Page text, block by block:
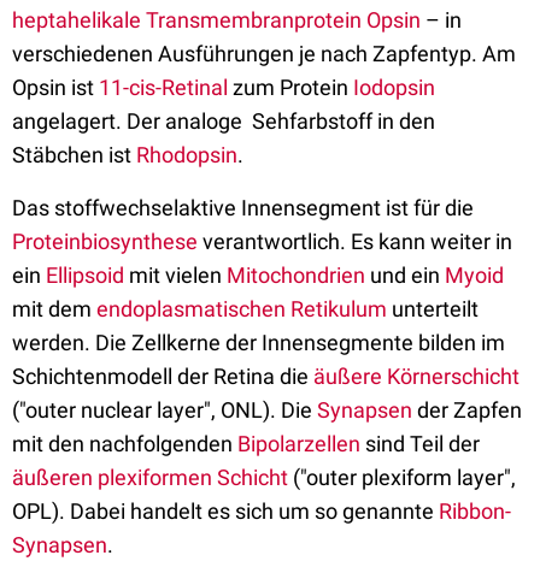
heptahelikale Transmembranprotein Opsin – in
verschiedenen Ausführungen je nach Zapfentyp. Am
Opsin ist 11-cis-Retinal zum Protein Iodopsin
angelagert. Der analoge Sehfarbstoff in den
Stäbchen ist Rhodopsin.
Das stoffwechselaktive Innensegment ist für die
Proteinbiosynthese verantwortlich. Es kann weiter in
ein Ellipsoid mit vielen Mitochondrien und ein Myoid
mit dem endoplasmatischen Retikulum unterteilt
werden. Die Zellkerne der Innensegmente bilden im
Schichtenmodell der Retina die äußere Körnerschicht
("outer nuclear layer", ONL). Die Synapsen der Zapfen
mit den nachfolgenden Bipolarzellen sind Teil der
äußeren plexiformen Schicht ("outer plexiform layer",
OPL). Dabei handelt es sich um so genannte Ribbon-
Synapsen.